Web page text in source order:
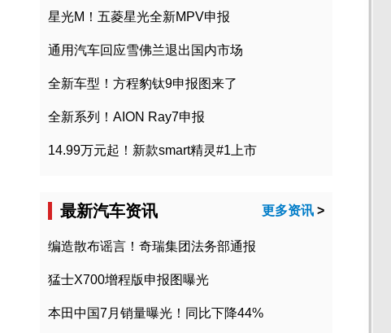
星光M！五菱星光全新MPV申报
通用汽车回应雪佛兰退出国内市场
全新车型！方程豹钛9申报图来了
全新系列！AION Ray7申报
14.99万元起！新款smart精灵#1上市
最新汽车资讯 更多资讯 >
编造散布谣言！奇瑞集团法务部通报
猛士X700增程版申报图曝光
本田中国7月销量曝光！同比下降44%